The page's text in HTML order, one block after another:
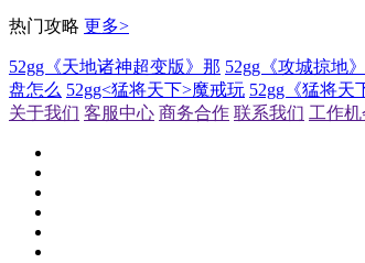
热门攻略 更多>
52gg《天地诸神超变版》那 52gg《攻城掠地
盘怎么 52gg<猛将天下>魔戒玩 52gg《猛将天
关于我们 客服中心 商务合作 联系我们 工作机